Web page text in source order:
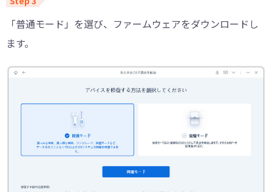
「普通モード」を選び、ファームウェアをダウンロードし
ます。